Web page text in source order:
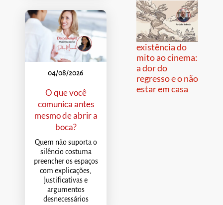
04/08/2026
O que você
comunica antes
mesmo de abrir a
boca?
Quem não suporta o
silêncio costuma
preencher os espaços
com explicações,
justificativas e
argumentos
desnecessários
existência do
mito ao cinema:
a dor do
regresso e o não
estar em casa